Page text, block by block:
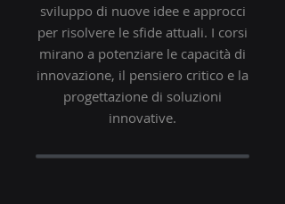
sviluppo di nuove idee e approcci
per risolvere le sfide attuali. I corsi
mirano a potenziare le capacità di
innovazione, il pensiero critico e la
progettazione di soluzioni
innovative.